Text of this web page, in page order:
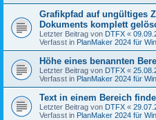
Grafikpfad auf ungültiges
Dokuments komplett
Letzter Beitrag von DTFX «
Verfasst in PlanMaker 2024 für
Höhe eines benannten
Letzter Beitrag von DTFX «
Verfasst in PlanMaker 2024 für
Text in einem Bereich
Letzter Beitrag von DTFX «
Verfasst in PlanMaker 2024 für